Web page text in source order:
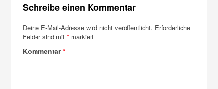
Schreibe einen Kommentar
Deine E-Mail-Adresse wird nicht veröffentlicht. Erforderliche
Felder sind mit* markiert
Kommentar*